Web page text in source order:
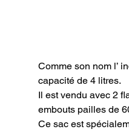
Comme son nom l’
capacité de 4 litres.
Il est vendu avec 2
embouts pailles de
Ce sac est